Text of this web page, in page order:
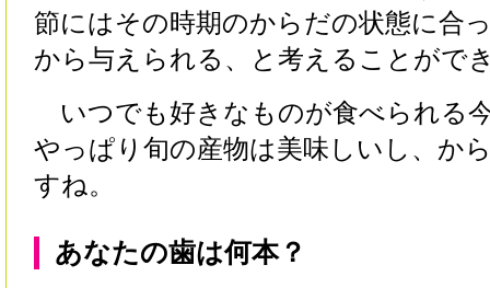
節にはその時期のからだの状態に合
から与えられる、と考えることがで
いつでも好きなものが食べられる
やっぱり旬の産物は美味しいし、か
すね。
あなたの歯は何本？